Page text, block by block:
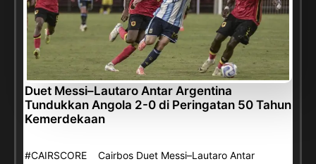
Duet Messi–Lautaro Antar Argentina
Tundukkan Angola 2-0 di Peringatan 50 Tahun
Kemerdekaan
#CAIRSCORE Cairbos Duet Messi–Lautaro Antar